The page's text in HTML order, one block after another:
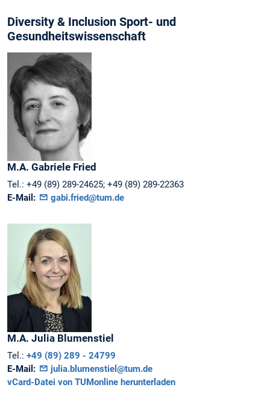
Diversity & Inclusion Sport- und
Gesundheitswissenschaft
M.A. Gabriele Fried
Tel.: +49 (89) 289-24625; +49 (89) 289-22363
E-Mail:
gabi.fried@tum.de
M.A. Julia Blumenstiel
Tel.: +49 (89) 289 - 24799
E-Mail:
julia.blumenstiel@tum.de
vCard-Datei von TUMonline herunterladen